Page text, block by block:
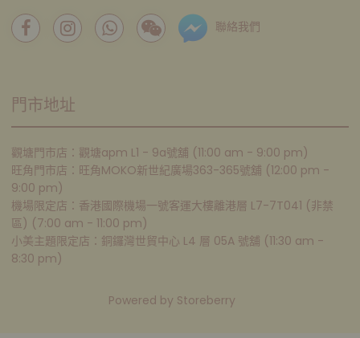
聯絡我們
門市地址
觀塘門市店：觀塘apm L1 - 9a號舖 (11:00 am - 9:00 pm)
旺角門市店：旺角MOKO新世紀廣場363-365號舖 (12:00 pm -
9:00 pm)
機場限定店：香港國際機場一號客運大樓離港層 L7-7T041 (非禁
區) (7:00 am - 11:00 pm)
小美主題限定店：銅鑼灣世貿中心 L4 層 05A 號舖 (11:30 am -
8:30 pm)
Powered by Storeberry